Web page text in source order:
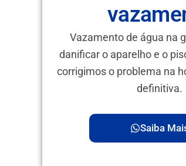
Vazamento de água na
danificar o aparelho e o
corrigimos o problema na
definitiva.
Saiba